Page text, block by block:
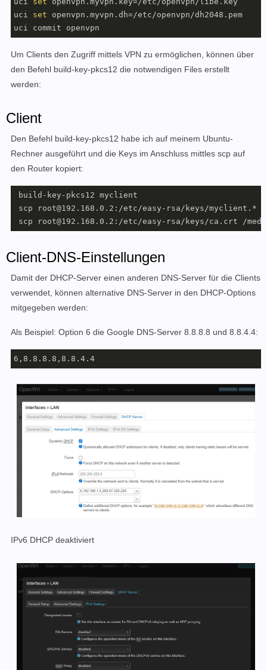
uci set openvpn.myvpn.dh=/etc/openvpn/dh2048.pem
Um Clients den Zugriff mittels VPN zu ermöglichen, können über
den Befehl build-key-pkcs12 die notwendigen Files erstellt
werden:
Client
Den Befehl build-key-pkcs12 habe ich auf meinem Ubuntu-
Rechner ausgeführt und die Keys im Anschluss mittles scp auf
den Router kopiert:
build-key-pkcs12 myclient
scp root@192.168.0.2:/etc/easy-rsa/keys/myclient.* /
scp root@192.168.0.2:/etc/easy-rsa/keys/ca.crt /
Client-DNS-Einstellungen
Damit der DHCP-Server einen anderen DNS-Server für die Clients
verwendet, können alternative DNS-Server in den DHCP-Options
mitgegeben werden:
Als Beispiel: Option 6 die Google DNS-Server 8.8.8.8 und 8.8.4.4:
6,8.8.8.8,8.8.4.4
IPv6 DHCP deaktiviert